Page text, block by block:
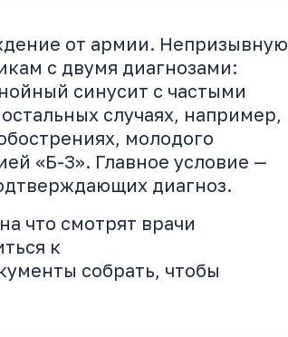
от армии. Непризывную
с двумя диагнозами:
синусит с частыми
случаях, например,
молодого
«Б-3». Главное условие —
диагноз.
что смотрят врачи
к
собрать, чтобы